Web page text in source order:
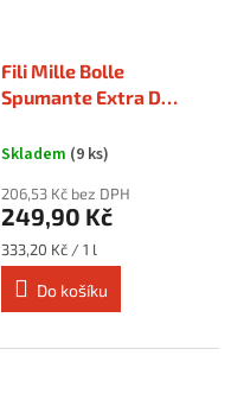
Fili Mille Bolle
Spumante Extra Dry
Skladem (9 ks)
206,53 Kč bez DPH
249,90 Kč
Měrná
cena:
333,20 Kč / 1 l
Do košíku